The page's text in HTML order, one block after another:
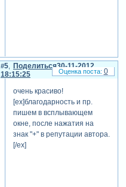
Поделиться
5
30-11-2012
18:15:25
очень красиво!
[ex]благодарность и пр.
пишем в всплывающем
окне, после нажатия на
знак "+" в репутации автора.
[/ex]
0